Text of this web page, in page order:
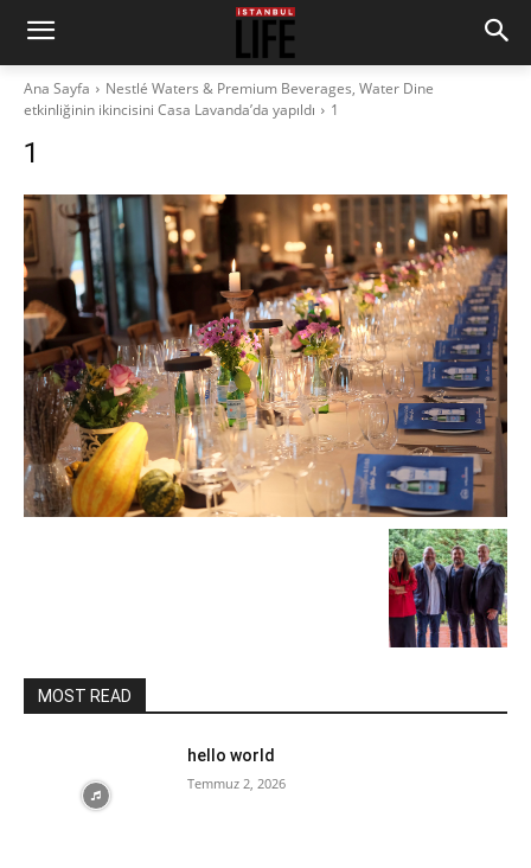
Ana Sayfa
Nestlé Waters & Premium Beverages, Water Dine
etkinliğinin ikincisini Casa Lavanda’da yapıldı
1
1
MOST READ
hello world
Temmuz 2, 2026